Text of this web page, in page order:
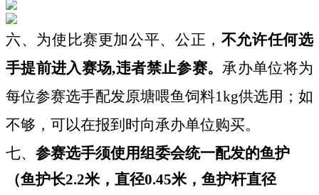
六、为使比赛更加公平、公正， 不允许任何选
手提前进入赛场,违者禁止参赛。 承办单位将为
每位参赛选手配发原塘喂鱼饲料1kg供选用；如
不够，可以在报到时向承办单位购买。
七、 参赛选手须使用组委会统一配发的鱼护
（鱼护长2.2米，直径0.45米，鱼护杆直径